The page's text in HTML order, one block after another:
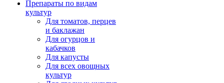
Препараты по видам
культур
Для томатов, перцев
и баклажан
Для огурцов и
кабачков
Для капусты
Для всех овощных
культур